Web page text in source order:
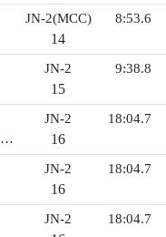
JN-2(MCC)
14
8:53.6
JN-2
15
9:38.8
JN-2
16
18:04.7
JN-2
16
18:04.7
JN-2 18:04.7